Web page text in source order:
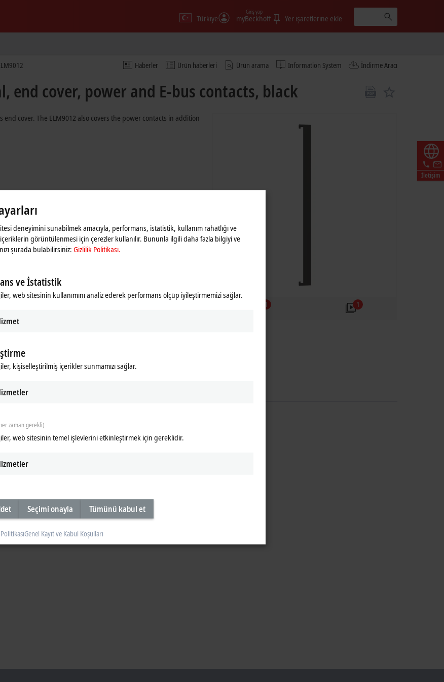
Türkiye myBeckhoff
Giriş yap
Yer işaretlerine ekle
Haberler Ürün haberleri Ürün arama Information System İndirme Aracı
İletişim
end cover, power and E-bus contacts, black
1 1
cover. The ELM9012 also covers the power contacts in addition
products
deneyimini sunabilmek amacıyla, performans, istatistik, kullanım rahatlığı ve
görüntülenmesi için çerezler kullanılır. Bununla ilgili daha fazla bilgiyi ve
şurada bulabilirsiniz: Gizlilik Politikası.
ve İstatistik
web sitesinin kullanımını analiz ederek performans ölçüp iyileştirmemizi sağlar.
kişiselleştirilmiş içerikler sunmamızı sağlar.
zaman gerekli)
web sitesinin temel işlevlerini etkinleştirmek için gereklidir.
Seçimi onayla Tümünü kabul et
Genel Kayıt ve Kabul Koşulları